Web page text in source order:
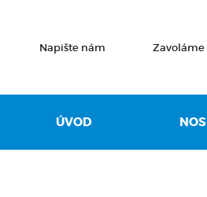
ÚVOD
Napište nám Zavoláme